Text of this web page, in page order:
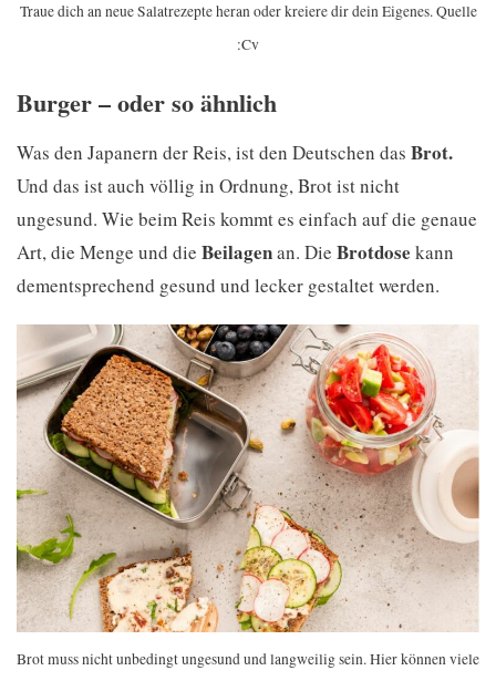
Traue dich an neue Salatrezepte heran oder kreiere dir dein Eigenes. Quelle
:Cv
Burger – oder so ähnlich
Was den Japanern der Reis, ist den Deutschen das Brot.
Und das ist auch völlig in Ordnung, Brot ist nicht
ungesund. Wie beim Reis kommt es einfach auf die genaue
Art, die Menge und die Beilagenan. Die Brotdose kann
dementsprechend gesund und lecker gestaltet werden.
Brot muss nicht unbedingt ungesund und langweilig sein. Hier können viele